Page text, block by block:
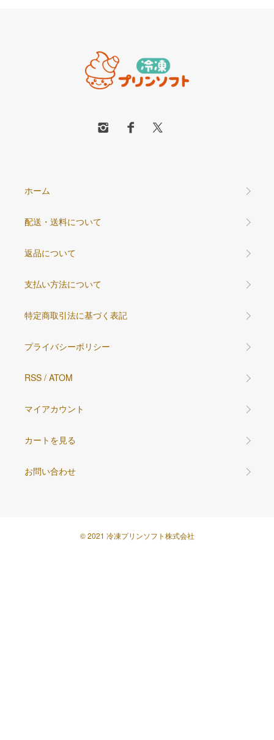
ホーム
配送・送料について
返品について
支払い方法について
特定商取引法に基づく表記
プライバシーポリシー
RSS / ATOM
マイアカウント
カートを見る
お問い合わせ
© 2021 冷凍プリンソフト株式会社